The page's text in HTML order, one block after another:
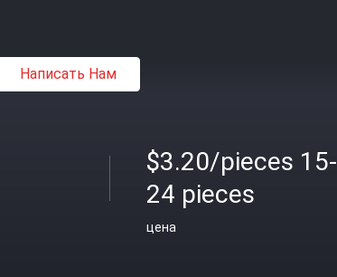
Написать Нам
$3.20/pieces 15-
24 pieces
цена